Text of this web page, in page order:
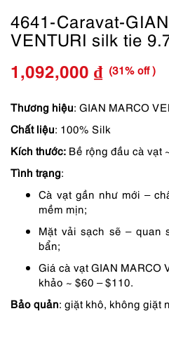
4641-Caravat-
VENTURI silk tie
Giá
gốc
là:
1,092,000 ₫
Giá
hiện
tại
là:
(31% off )
Thương hiệu: GIAN MARCO
Chất liệu: 100% Silk
Kích thước: Bề rộng đầu cà vạt
Tình trạng:
Cà vạt gần như mới –
mềm mịn;
Mặt vải sạch sẽ – quan
bẩn;
Giá cà vạt GIAN MARCO
khảo ~ $60 – $110.
Bảo quản: giặt khô, không giặt